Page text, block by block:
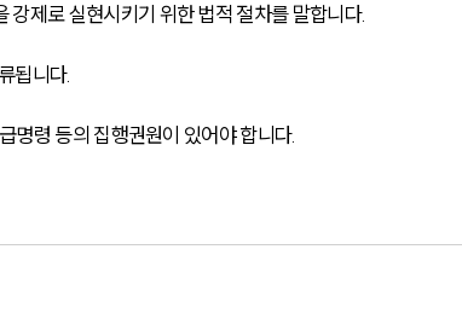
제로 실현시키기 위한 법적 절차를 말합니다.
됩니다.
명령 등의 집행권원이 있어야 합니다.